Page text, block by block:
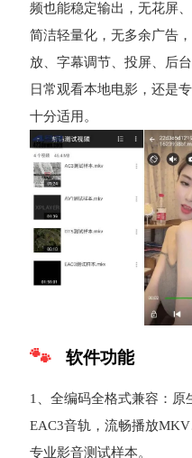
频也能稳定输出，无花屏
简洁轻量化，无多余广告
放、字幕调节、投屏、后
日常观看本地电影，还是
十分适用。
软件功能
1、全编码全格式兼容：原
EAC3音轨，流畅播放
专业影音测试样本。